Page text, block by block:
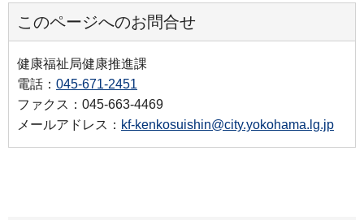
このページへのお問合せ
健康福祉局健康推進課
電話： 045-671-2451
ファクス：045-663-4469
メールアドレス： kf-kenkosuishin@city.yokohama.lg.jp